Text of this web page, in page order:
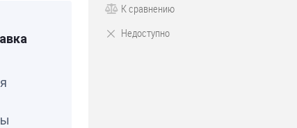
К сравнению
Недоступно